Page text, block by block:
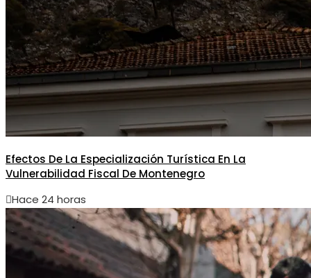
Efectos De La Especialización Turística En La
Vulnerabilidad Fiscal De Montenegro
Hace 24 horas